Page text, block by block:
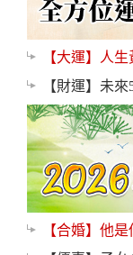
【大運】人
【財運】未
【合婚】他